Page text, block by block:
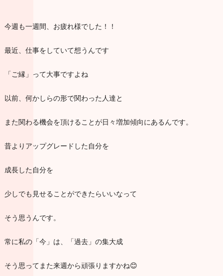
今週も一週間、お疲れ様でした！！
最近、仕事をしていて想うんです
「ご縁」って大事ですよね
以前、何かしらの形で関わった人達と
また関わる機会を頂けることが日々増加傾向にあるんです。
昔よりアップグレードした自分を
成長した自分を
少しでも見せることができたらいいなって
そう思うんです。
常に私の「今」は、「過去」の集大成
そう思ってまた来週から頑張りますかね😊